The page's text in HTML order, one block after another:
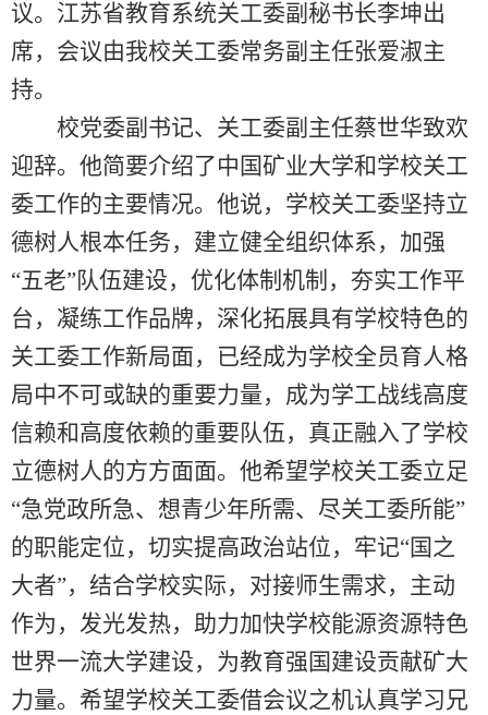
议。江苏省教育系统关工委副秘书长李坤出
席，会议由我校关工委常务副主任张爱淑主
持。
校党委副书记、关工委副主任蔡世华致欢
迎辞。他简要介绍了中国矿业大学和学校关工
委工作的主要情况。他说，学校关工委坚持立
德树人根本任务，建立健全组织体系，加强
“五老”队伍建设，优化体制机制，夯实工作平
台，凝练工作品牌，深化拓展具有学校特色的
关工委工作新局面，已经成为学校全员育人格
局中不可或缺的重要力量，成为学工战线高度
信赖和高度依赖的重要队伍，真正融入了学校
立德树人的方方面面。他希望学校关工委立足
“急党政所急、想青少年所需、尽关工委所能”
的职能定位，切实提高政治站位，牢记“国之
大者”，结合学校实际，对接师生需求，主动
作为，发光发热，助力加快学校能源资源特色
世界一流大学建设，为教育强国建设贡献矿大
力量。希望学校关工委借会议之机认真学习兄